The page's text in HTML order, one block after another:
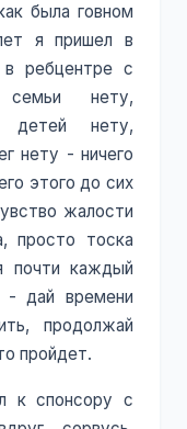
была говном
я пришел в
в ребцентре с
семьи нету,
детей нету,
нету - ничего
этого до сих
жалости
просто тоска
почти каждый
- дай времени
продолжай
пройдет.
к спонсору с